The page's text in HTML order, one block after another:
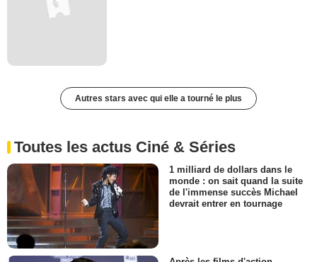
Autres stars avec qui elle a tourné le plus
Toutes les actus Ciné & Séries
1 milliard de dollars dans le
monde : on sait quand la suite
de l'immense succès Michael
devrait entrer en tournage